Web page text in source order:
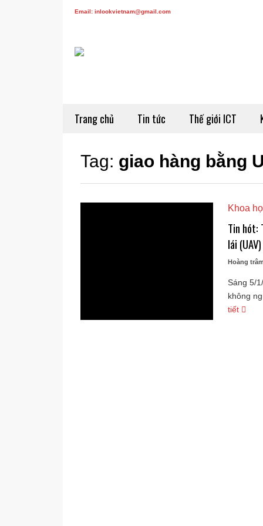
Email: inlookvietnam@gmail.com
Trang chủ Tin tức Thế giới ICT
Tag: giao hàng bằng
Khoa
Tin hót:
lái (UAV)
Hoàng
Sáng 5/
không
tiết